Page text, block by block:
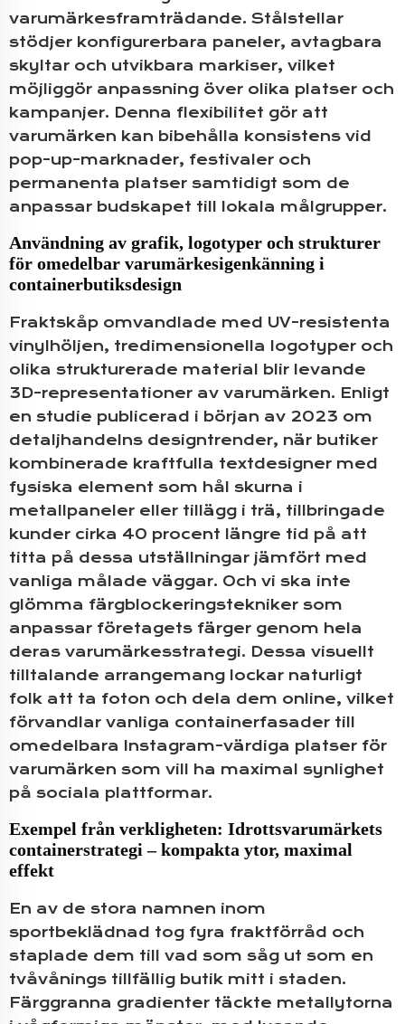
varumärkesframträdande. Stålstellar
stödjer konfigurerbara paneler, avtagbara
skyltar och utvikbara markiser, vilket
möjliggör anpassning över olika platser och
kampanjer. Denna flexibilitet gör att
varumärken kan bibehålla konsistens vid
pop-up-marknader, festivaler och
permanenta platser samtidigt som de
anpassar budskapet till lokala målgrupper.
Användning av grafik, logotyper och strukturer
för omedelbar varumärkesigenkänning i
containerbutiksdesign
Fraktskåp omvandlade med UV-resistenta
vinylhöljen, tredimensionella logotyper och
olika strukturerade material blir levande
3D-representationer av varumärken. Enligt
en studie publicerad i början av 2023 om
detaljhandelns designtrender, när butiker
kombinerade kraftfulla textdesigner med
fysiska element som hål skurna i
metallpaneler eller tillägg i trä, tillbringade
kunder cirka 40 procent längre tid på att
titta på dessa utställningar jämfört med
vanliga målade väggar. Och vi ska inte
glömma färgblockeringstekniker som
anpassar företagets färger genom hela
deras varumärkesstrategi. Dessa visuellt
tilltalande arrangemang lockar naturligt
folk att ta foton och dela dem online, vilket
förvandlar vanliga containerfasader till
omedelbara Instagram-värdiga platser för
varumärken som vill ha maximal synlighet
på sociala plattformar.
Exempel från verkligheten: Idrottsvarumärkets
containerstrategi – kompakta ytor, maximal
effekt
En av de stora namnen inom
sportbeklädnad tog fyra fraktförråd och
staplade dem till vad som såg ut som en
tvåvånings tillfällig butik mitt i staden.
Färggranna gradienter täckte metallytorna